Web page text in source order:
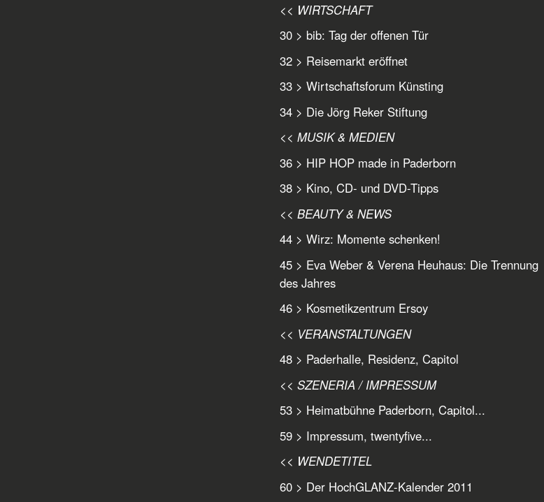
<< WIRTSCHAFT
30 > bib: Tag der offenen Tür
32 > Reisemarkt eröffnet
33 > Wirtschaftsforum Künsting
34 > Die Jörg Reker Stiftung
<< MUSIK & MEDIEN
36 > HIP HOP made in Paderborn
38 > Kino, CD- und DVD-Tipps
<< BEAUTY & NEWS
44 > Wirz: Momente schenken!
45 > Eva Weber & Verena Heuhaus: Die Trennung
des Jahres
46 > Kosmetikzentrum Ersoy
<< VERANSTALTUNGEN
48 > Paderhalle, Residenz, Capitol
<< SZENERIA / IMPRESSUM
53 > Heimatbühne Paderborn, Capitol...
59 > Impressum, twentyfive...
<< WENDETITEL
60 > Der HochGLANZ-Kalender 2011